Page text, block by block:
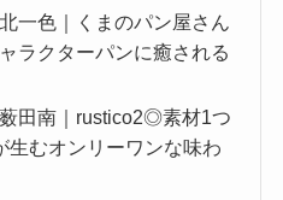
一色｜くまのパン屋さん
ラクターパンに癒される
田南｜rustico2◎素材1つ
生むオンリーワンな味わ